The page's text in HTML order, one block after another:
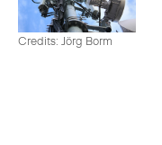
Credits: Jörg Borm